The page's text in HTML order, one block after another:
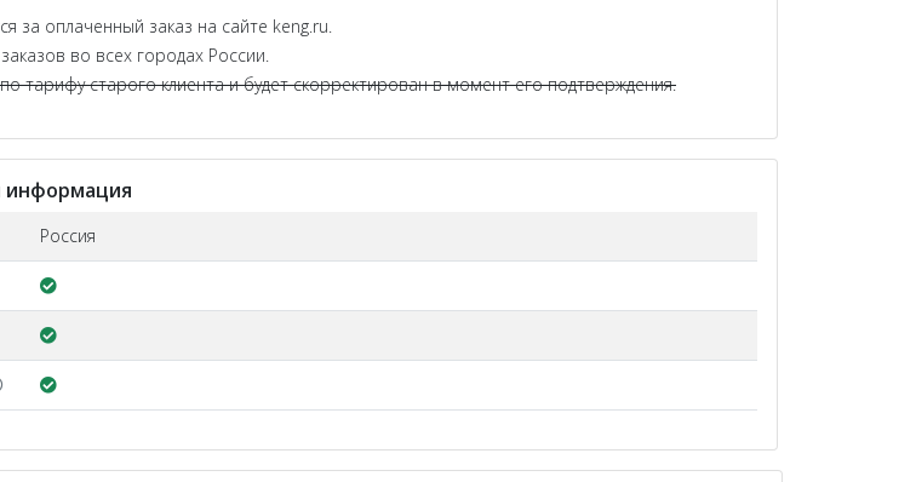
за оплаченный заказ на сайте keng.ru.
во всех городах России.
тарифу старого клиента и будет скорректирован в момент его подтверждения.
информация
Россия